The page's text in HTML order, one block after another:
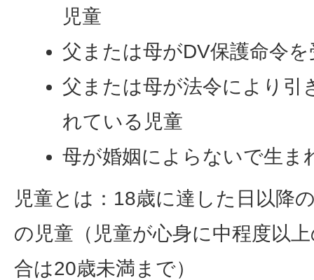
児童
父または母がDV保護命令
父または母が法令により引
れている児童
母が婚姻によらないで生ま
児童とは：18歳に達した日以降
の児童（児童が心身に中程度以
合は20歳未満まで）